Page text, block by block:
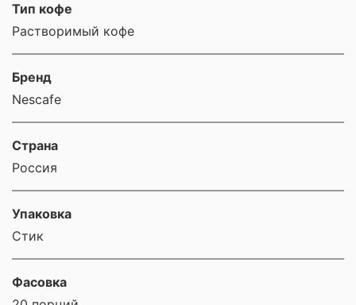
Тип кофе
Растворимый кофе
Бренд
Nescafe
Страна
Россия
Упаковка
Стик
Фасовка